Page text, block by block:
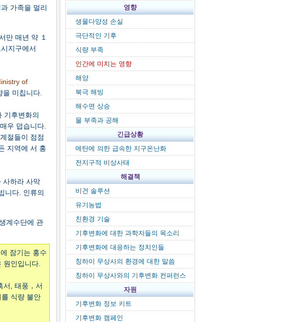
가족을 멀리
만 매년 약 １
지구에서
of
미칩니다.
기후변화의
우 덥습니다.
절들이 점점
지역에 서 홍
사하라 사막
니다. 인류의
계수단에 관
잠기는 홍수
인입니다.
서, 태풍，서
식량 불안
영향
생물다양성 손실
극단적인 기후
식량 부족
인간에 미치는 영향
해양
북극 해빙
해수면 상승
물 부족과 공해
긴급상황
메탄에 의한 급속한 지구온난화
전지구적 비상사태
해결책
비건 솔루션
유기농법
친환경 기술
기후변화에 대한 과학자들의 목소리
기후변화에 대응하는 정치인들
칭하이 무상사의 환경에 대한 말씀
칭하이 무상사와의 기후변화 컨퍼런스
자원
기후변화 정보 키트
기후변화 캠페인